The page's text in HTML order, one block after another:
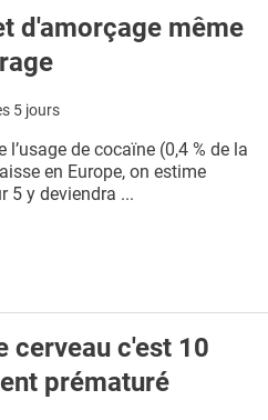
d'amorçage même
5 jours
de cocaïne (0,4 % de la
en Europe, on estime
5 y deviendra ...
cerveau c'est 10
prématuré